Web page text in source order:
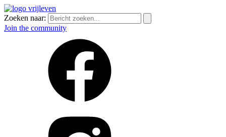
Zoeken naar:
Join the community